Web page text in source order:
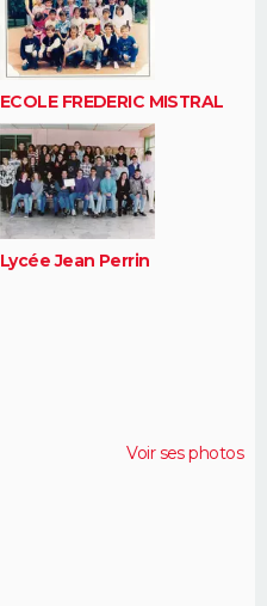
ECOLE FREDERIC MISTRAL
Lycée Jean Perrin
Voir ses photos